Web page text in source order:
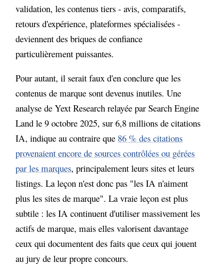
validation, les contenus tiers - avis, comparatifs,
retours d'expérience, plateformes spécialisées -
deviennent des briques de confiance
particulièrement puissantes.
Pour autant, il serait faux d'en conclure que les
contenus de marque sont devenus inutiles. Une
analyse de Yext Research relayée par Search Engine
Land le 9 octobre 2025, sur 6,8 millions de citations
IA, indique au contraire que 86 % des citations
provenaient encore de sources contrôlées ou gérées
par les marques, principalement leurs sites et leurs
listings. La leçon n'est donc pas "les IA n'aiment
plus les sites de marque". La vraie leçon est plus
subtile : les IA continuent d'utiliser massivement les
actifs de marque, mais elles valorisent davantage
ceux qui documentent des faits que ceux qui jouent
au jury de leur propre concours.